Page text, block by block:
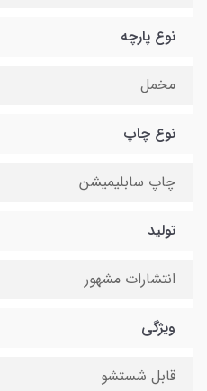
نوع پارچه
مخمل
نوع چاپ
چاپ سابلیمیشن
تولید
انتشارات مشهور
ویژگی
قابل شستشو